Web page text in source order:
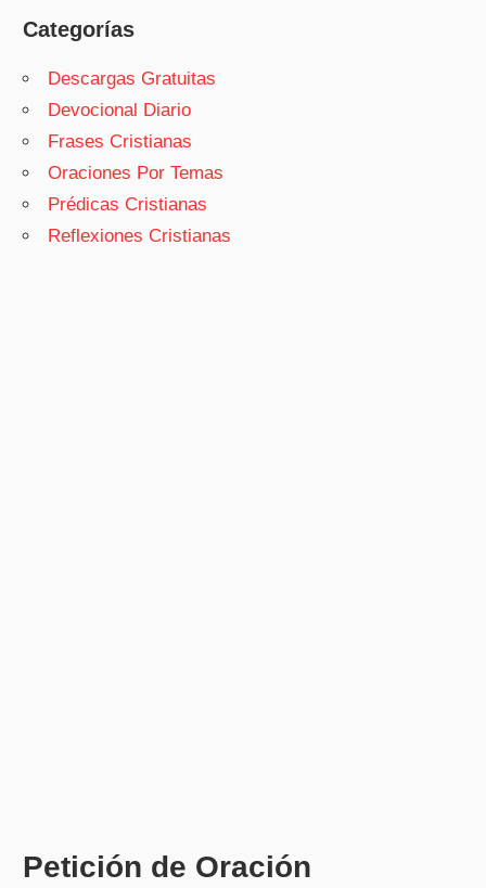
Categorías
Descargas Gratuitas
Devocional Diario
Frases Cristianas
Oraciones Por Temas
Prédicas Cristianas
Reflexiones Cristianas
Petición de Oración